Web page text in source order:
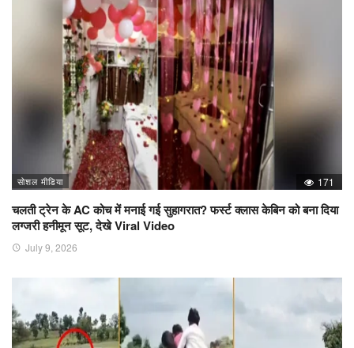
सोशल मीडिया 171
चलती ट्रेन के AC कोच में मनाई गई सुहागरात? फर्स्ट क्लास केबिन को बना दिया
लग्जरी हनीमून सूट, देखे Viral Video
July 9, 2026